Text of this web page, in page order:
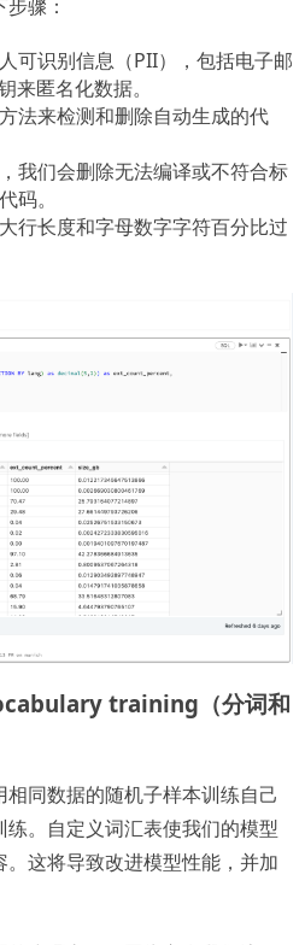
骤：
可识别信息（PII），包括电子邮
来匿名化数据。
法来检测和删除自动生成的代
我们会删除无法编译或不符合标
码。
行长度和字母数字字符百分比过
training（分词和
同数据的随机子样本训练自己
。自定义词汇表使我们的模型
这将导致改进模型性能，并加